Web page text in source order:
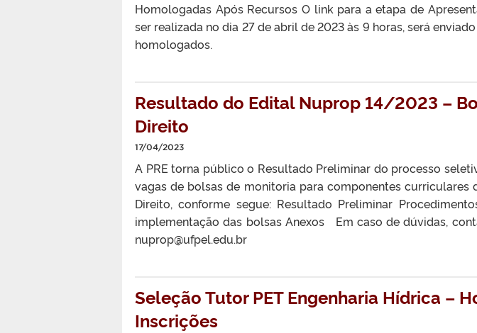
Homologadas Após Recursos O link para a etapa de
ser realizada no dia 27 de abril de 2023 às 9 horas, será
homologados.
Resultado do Edital Nuprop 14/2023 –
Direito
17/04/2023
A PRE torna público o Resultado Preliminar do processo
vagas de bolsas de monitoria para componentes
Direito, conforme segue: Resultado Preliminar
implementação das bolsas Anexos Em caso de dúvidas,
nuprop@ufpel.edu.br
Seleção Tutor PET Engenharia Hídrica –
Inscrições